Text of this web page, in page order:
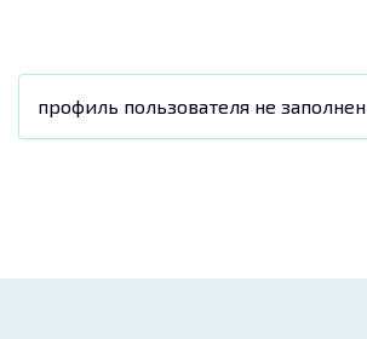
профиль пользователя не заполнен